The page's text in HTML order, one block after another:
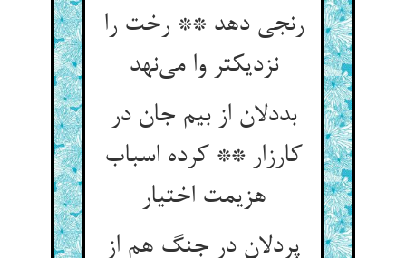
رنجی دهد ** رخت را
نزدیکتر وا می‌نهد
بددلان از بیم جان در
کارزار ** کرده اسباب
هزیمت اختیار
پردلان در جنگ هم از